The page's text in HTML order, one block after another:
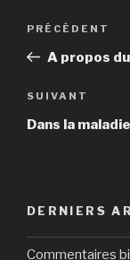
Navigation
l’article
Article
précédent
PRÉCÉDENT
A propos
Article
suivant
SUIVANT
Dans la maladie
DERNIERS
Commentaires